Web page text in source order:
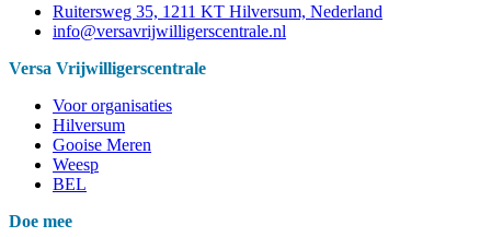
Ruitersweg 35, 1211 KT Hilversum, Nederland
info@versavrijwilligerscentrale.nl
Versa Vrijwilligerscentrale
Voor organisaties
Hilversum
Gooise Meren
Weesp
BEL
Doe mee